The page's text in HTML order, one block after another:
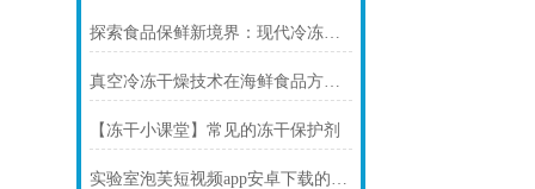
探索食品保鲜新境界：现代冷冻干燥系统在延长保质期与保持风味中的应用
真空冷冻干燥技术在海鲜食品方面的应用
【冻干小课堂】常见的冻干保护剂
实验室泡芙短视频app安卓下载的温度掌控需要了解哪些知识